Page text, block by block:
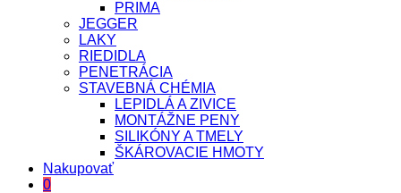
PRIMA
JEGGER
LAKY
RIEDIDLA
PENETRÁCIA
STAVEBNÁ CHÉMIA
LEPIDLÁ A ZIVICE
MONTÁŽNE PENY
SILIKÓNY A TMELY
ŠKÁROVACIE HMOTY
Nakupovať
0